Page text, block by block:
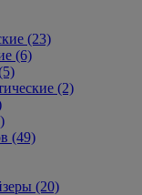
(23)
(6)
(2)
(49)
(20)